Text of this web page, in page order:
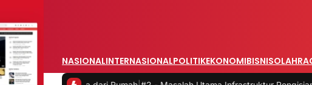
NASIONALINTERNASIONALPOLITIKEKONOMIBISNIS